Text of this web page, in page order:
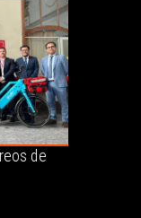
de